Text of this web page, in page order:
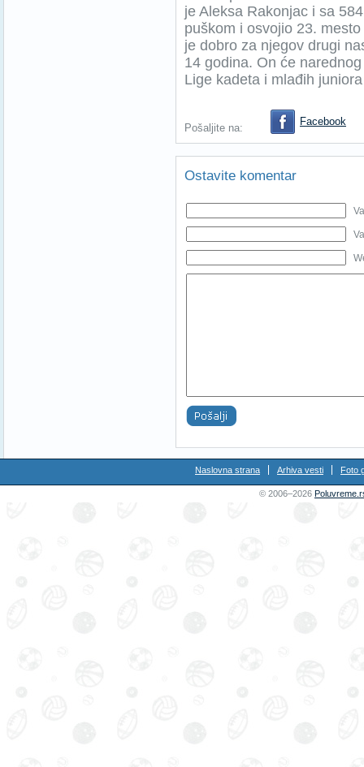
je Aleksa Rakonjac i sa
puškom i osvojio 23.
je dobro za njegov drugi
14 godina. On će
Lige kadeta i mlađih
Pošaljite na:
Facebook
Ostavite komentar
Naslovna strana Arhiva vesti Foto
© 2006–2026